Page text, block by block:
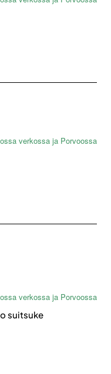
verkossa ja Porvoossa
verkossa ja Porvoossa
suitsuke